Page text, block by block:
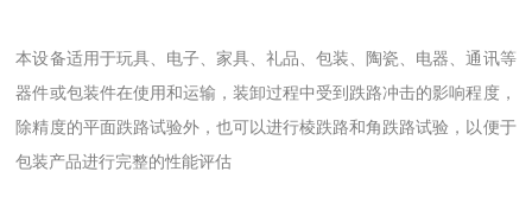
本设备适用于玩具、电子、家具、礼品、包装、陶瓷、电器、通讯等
器件或包装件在使用和运输，装卸过程中受到跌路冲击的影响程度，
除精度的平面跌路试验外，也可以进行棱跌路和角跌路试验，以便于
包装产品进行完整的性能评估